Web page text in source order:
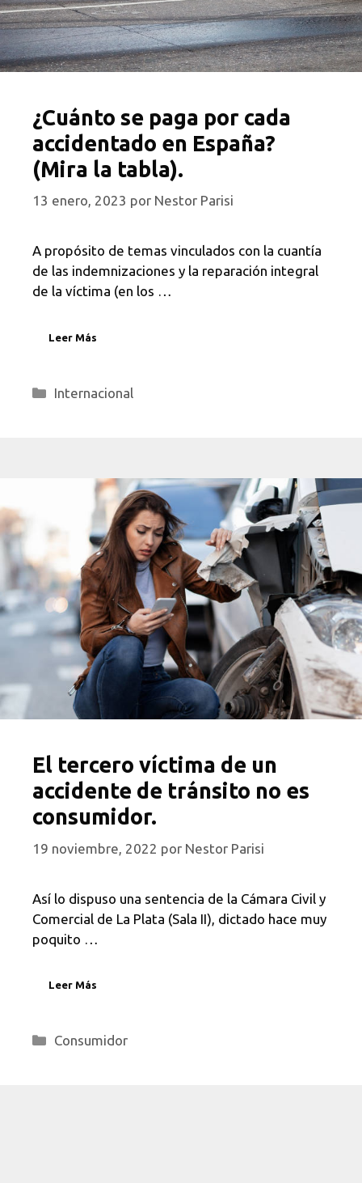
¿Cuánto se paga por cada
accidentado en España?
(Mira la tabla).
13 enero, 2023 por Nestor Parisi
A propósito de temas vinculados con la cuantía
de las indemnizaciones y la reparación integral
de la víctima (en los …
Leer Más
Categorías
Internacional
El tercero víctima de un
accidente de tránsito no es
consumidor.
19 noviembre, 2022 por Nestor Parisi
Así lo dispuso una sentencia de la Cámara Civil y
Comercial de La Plata (Sala II), dictado hace muy
poquito …
Leer Más
Categorías
Consumidor